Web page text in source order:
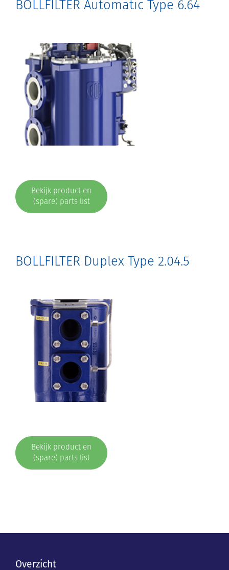
BOLLFILTER Automatic Type 6.64
Bekijk product en
(spare) parts list
BOLLFILTER Duplex Type 2.04.5
Bekijk product en
(spare) parts list
Overzicht